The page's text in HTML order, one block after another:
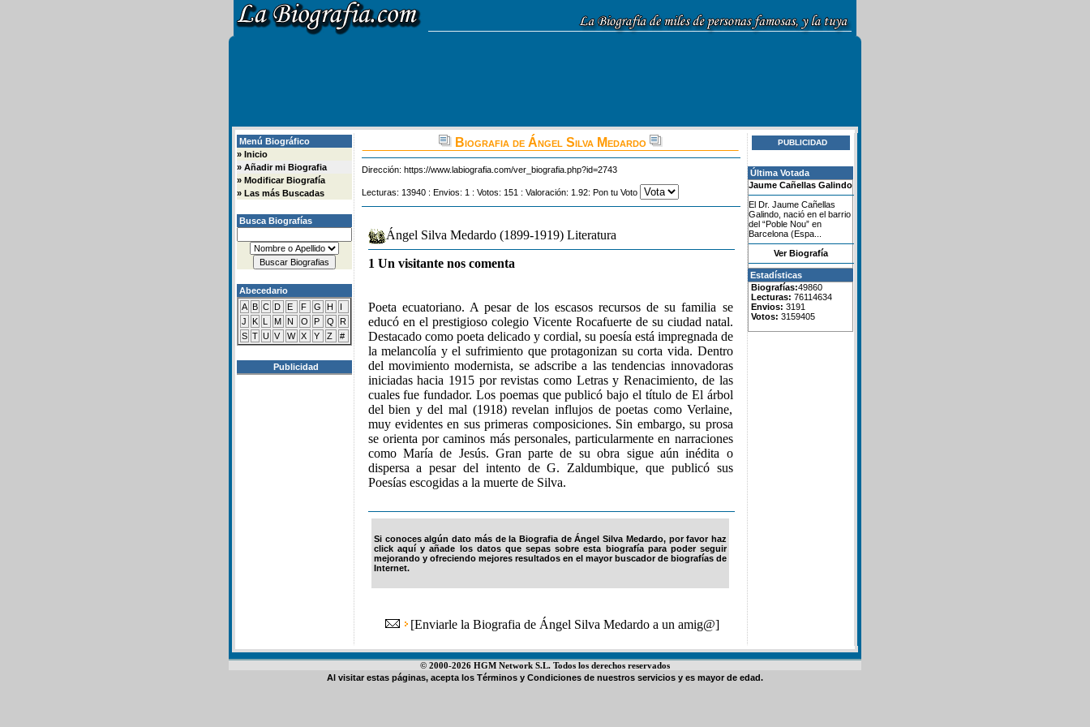
Menú Biográfico
» Inicio
» Añadir mi Biografia
» Modificar Biografía
» Las más Buscadas
Busca Biografías
Abecedario
A B C D E F G H
I
J
K L M N O P Q
R
S T U V W X Y Z #
Publicidad
Biografia de Ángel Silva Medardo
Dirección: https://www.labiografia.com/ver_biografia.php?id=2743
Lecturas: 13940 : Envios: 1 : Votos: 151 : Valoración: 1.92: Pon tu Voto
Ángel Silva Medardo (1899-1919) Literatura
1 Un visitante nos comenta
Poeta ecuatoriano. A pesar de los escasos recursos de su familia se
educó en el prestigioso colegio Vicente Rocafuerte de su ciudad natal.
Destacado como poeta delicado y cordial, su poesía está impregnada de
la melancolía y el sufrimiento que protagonizan su corta vida. Dentro
del movimiento modernista, se adscribe a las tendencias innovadoras
iniciadas hacia 1915 por revistas como Letras y Renacimiento, de las
cuales fue fundador. Los poemas que publicó bajo el título de El árbol
del bien y del mal (1918) revelan influjos de poetas como Verlaine,
muy evidentes en sus primeras composiciones. Sin embargo, su prosa
se orienta por caminos más personales, particularmente en narraciones
como María de Jesús. Gran parte de su obra sigue aún inédita o
dispersa a pesar del intento de G. Zaldumbique, que publicó sus
Poesías escogidas a la muerte de Silva.
Si conoces algún dato más de la Biografia de Ángel Silva Medardo, por favor haz
click aquí y añade los datos que sepas sobre esta biografía para poder seguir
mejorando y ofreciendo mejores resultados en el mayor buscador de biografías de
Internet.
[Enviarle la Biografia de Ángel Silva Medardo a un amig@]
PUBLICIDAD
Última Votada
Jaume Cañellas Galindo
El Dr. Jaume Cañellas
Galindo, nació en el barrio
del “Poble Nou” en
Barcelona (Espa...
Ver Biografía
Estadísticas
Biografías:49860
Lecturas: 76114634
Envios: 3191
Votos: 3159405
© 2000-2026 HGM Network S.L. Todos los derechos reservados
Al visitar estas páginas, acepta los Términos y Condiciones de nuestros servicios y es mayor de edad.